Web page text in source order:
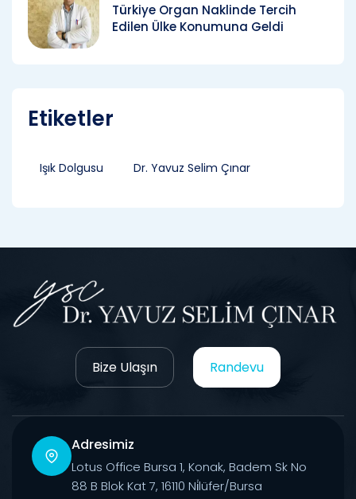
Türkiye Organ Naklinde Tercih
Edilen Ülke Konumuna Geldi
Etiketler
Işık Dolgusu Dr. Yavuz Selim Çınar
Bize Ulaşın Randevu
Adresimiz
Lotus Office Bursa 1, Konak, Badem Sk No
88 B Blok Kat 7, 16110 Ni̇lüfer/Bursa